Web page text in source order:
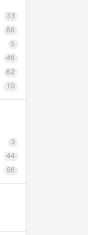
33
86
5
48
62
10
3
44
58